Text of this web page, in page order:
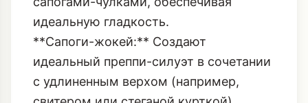
помогает удерживать леггинсы,
предотвращая их скольжение под
сапогами-чулками, обеспечивая
идеальную гладкость.
**Сапоги-жокей:** Создают